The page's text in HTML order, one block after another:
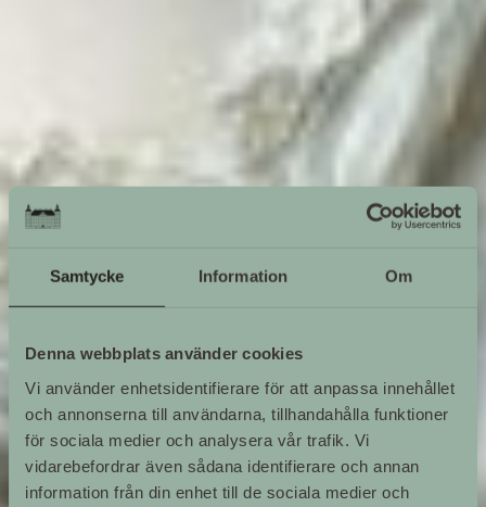
Samtycke Information Om
Denna webbplats använder cookies
Vi använder enhetsidentifierare för att anpassa innehållet
och annonserna till användarna, tillhandahålla funktioner
för sociala medier och analysera vår trafik. Vi
vidarebefordrar även sådana identifierare och annan
information från din enhet till de sociala medier och